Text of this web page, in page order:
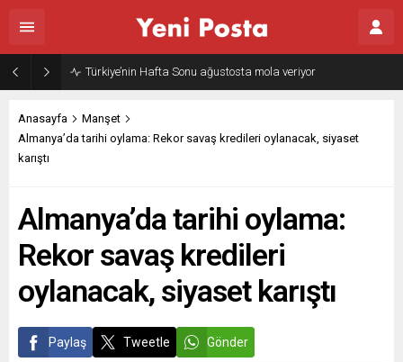
Gazze’nin geleceği: Teknokratik kontrol mü, kolonializm mi?
Anasayfa
Manşet
Almanya’da tarihi oylama: Rekor savaş kredileri oylanacak, siyaset
karıştı
Almanya’da tarihi oylama:
Rekor savaş kredileri
oylanacak, siyaset karıştı
Paylaş Tweetle Gönder